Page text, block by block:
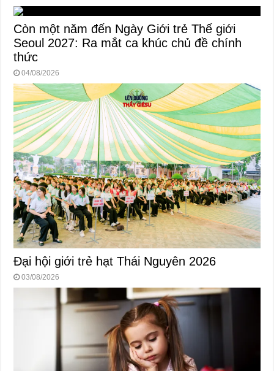
Còn một năm đến Ngày Giới trẻ Thế giới
Seoul 2027: Ra mắt ca khúc chủ đề chính
thức
04/08/2026
Đại hội giới trẻ hạt Thái Nguyên 2026
03/08/2026